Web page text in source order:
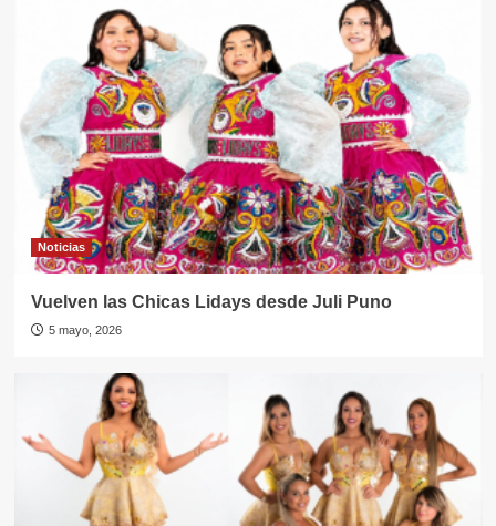
Noticias
Vuelven las Chicas Lidays desde Juli Puno
5 mayo, 2026